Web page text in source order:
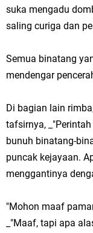
suka mengadu
saling curiga dan
Semua binatang
mendengar
Di bagian lain
tafsirnya,
bunuh binatang-
puncak kejayaan.
menggantinya
"Mohon maaf
_"Maaf, tapi apa